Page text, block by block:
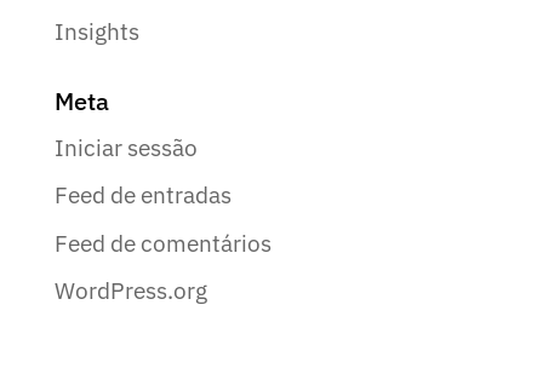
Insights
Meta
Iniciar sessão
Feed de entradas
Feed de comentários
WordPress.org